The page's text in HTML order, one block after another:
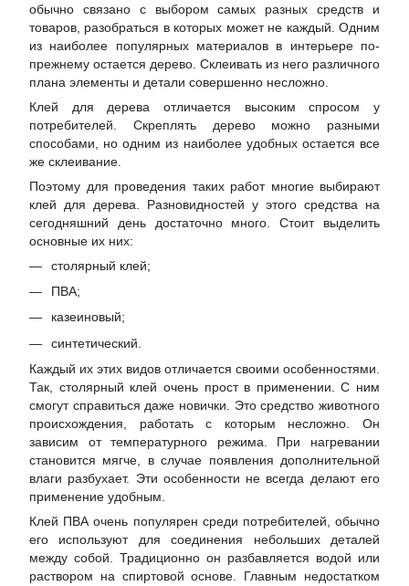
обычно связано с выбором самых разных средств и
товаров, разобраться в которых может не каждый. Одним
из наиболее популярных материалов в интерьере по-
прежнему остается дерево. Склеивать из него различного
плана элементы и детали совершенно несложно.
Клей для дерева отличается высоким спросом у
потребителей. Скреплять дерево можно разными
способами, но одним из наиболее удобных остается все
же склеивание.
Поэтому для проведения таких работ многие выбирают
клей для дерева. Разновидностей у этого средства на
сегодняшний день достаточно много. Стоит выделить
основные их них:
столярный клей;
ПВА;
казеиновый;
синтетический.
Каждый их этих видов отличается своими особенностями.
Так, столярный клей очень прост в применении. С ним
смогут справиться даже новички. Это средство животного
происхождения, работать с которым несложно. Он
зависим от температурного режима. При нагревании
становится мягче, в случае появления дополнительной
влаги разбухает. Эти особенности не всегда делают его
применение удобным.
Клей ПВА очень популярен среди потребителей, обычно
его используют для соединения небольших деталей
между собой. Традиционно он разбавляется водой или
раствором на спиртовой основе. Главным недостатком